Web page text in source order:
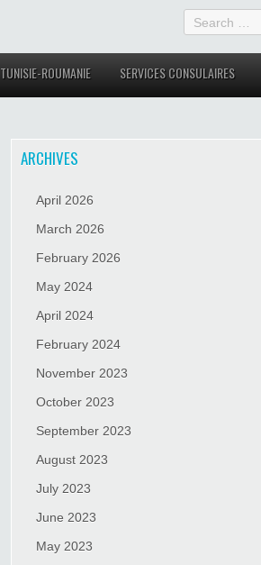
TUNISIE-ROUMANIE SERVICES CONSULAIRES
ARCHIVES
April 2026
March 2026
February 2026
May 2024
April 2024
February 2024
November 2023
October 2023
September 2023
August 2023
July 2023
June 2023
May 2023